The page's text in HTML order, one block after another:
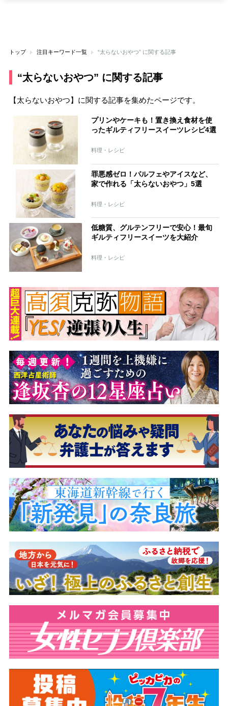
トップ 注目キーワード一覧 “太らないおやつ” に関する記事
“太らないおやつ” に関する記事
【太らないおやつ】に関する記事を集めたページです。
プリンやケーキも！置き換え食材を使
ったギルティフリースイーツレシピ4選
料理・レシピ
罪悪感ゼロ！パルフェやアイスなど、
家で作れる「太らないおやつ」5選
料理・レシピ
低糖質、グルテンフリーで安心！最旬
ギルティフリースイーツを大紹介
料理・レシピ